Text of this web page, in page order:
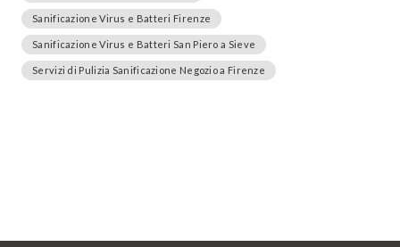
Sanificazione Virus e Batteri Firenze
Sanificazione Virus e Batteri San Piero a Sieve
Servizi di Pulizia Sanificazione Negozio a Firenze